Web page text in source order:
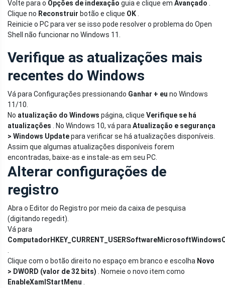
Volte para o Opções de indexação guia e clique em Avançado
Clique no Reconstruir botão e clique OK
Reinicie o PC para ver se isso pode resolver o problema do Open
Shell não funcionar no Windows 11.
Verifique as atualizações mais
recentes do Windows
Vá para Configurações pressionando Ganhar + eu no Windows
11/10.
No atualização do Windows página, clique Verifique se há
atualizações . No Windows 10, vá para Atualização e segurança
> Windows Updatepara verificar se há atualizações disponíveis.
Assim que algumas atualizações disponíveis forem
encontradas, baixe-as e instale-as em seu PC.
Alterar configurações de
registro
Abra o Editor do Registro por meio da caixa de pesquisa
(digitando regedit).
Vá para
Clique com o botão direito no espaço em branco e escolha Novo
> DWORD (valor de 32 bits) . Nomeie o novo item como
EnableXamlStartMenu